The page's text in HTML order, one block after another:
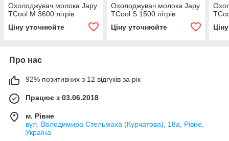
Охолоджувач молока Japy
TCool M 3600 літрів
Ціну уточнюйте
Охолоджувач молока Japy
TCool S 1500 літрів
Ціну уточнюйте
Про нас
92% позитивних з 12 відгуків за рік
Працює з 03.06.2018
м. Рівне
вул. Володимира Стельмаха (Курчатова), 18а, Рівне,
Україна